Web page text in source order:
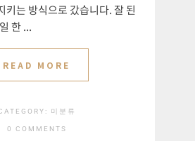
키는 방식으로 갔습니다. 잘 된
한 ...
READ MORE
미분류
0 COMMENTS